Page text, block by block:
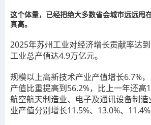
这个体量，已经把绝大多数省会城市远远甩
真高。
2025年苏州工业对经济增长贡献率达
工业总产值达4.9万亿元。
规模以上高新技术产业产值增长6.7%
产值比重提高到56.2%，比上一年还高
航空航天制造业、电子及通讯设备制
业产值分别增长11.5%、13.0%、11.4%